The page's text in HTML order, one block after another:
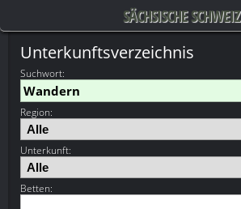
SÄCHSISCHE SCHWEIZ
Unterkunftsverzeichnis
Suchwort:
Region:
Unterkunft:
Betten: